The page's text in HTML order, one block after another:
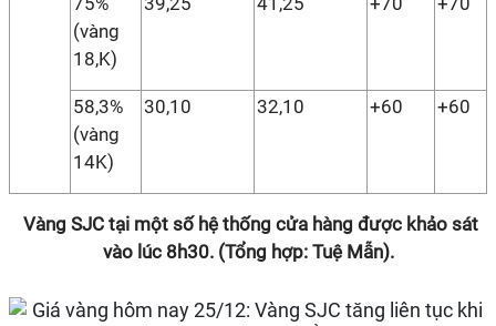
(vàng
18,K)
58,3%
(vàng
14K)
30,10 32,10 +60 +60
Vàng SJC tại một số hệ thống cửa hàng được khảo sát
vào lúc 8h30. (Tổng hợp: Tuệ Mẫn).